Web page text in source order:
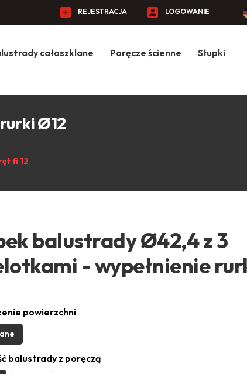
REJESTRACJA LOGOWANIE
całoszklane Poręcze ścienne
Słupki
Ø12
fi 12
balustrady Ø42,4 z 3
- wypełnienie
powierzchni
balustrady z poręczą